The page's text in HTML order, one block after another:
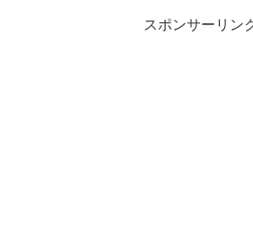
スポンサーリン